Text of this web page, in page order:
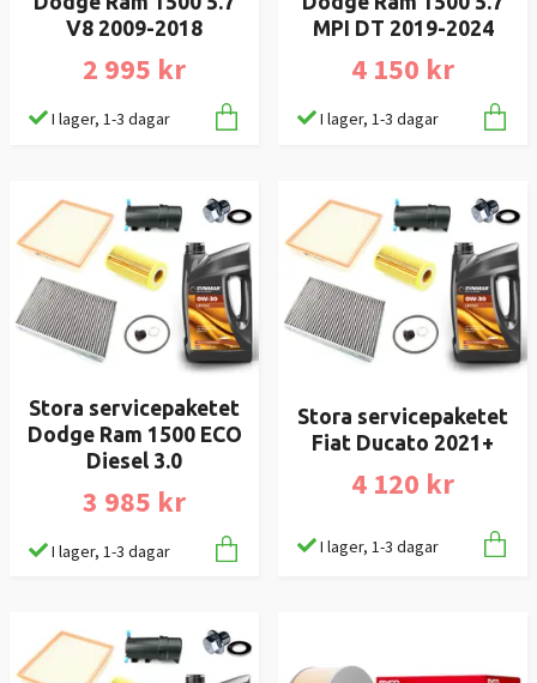
V8 2009-2018
2 995 kr
I lager, 1-3 dagar
MPI DT 2019-2024
4 150 kr
I lager, 1-3 dagar
Stora servicepaketet
Dodge Ram 1500 ECO
Diesel 3.0
3 985 kr
I lager, 1-3 dagar
Stora servicepaketet
Fiat Ducato 2021+
4 120 kr
I lager, 1-3 dagar